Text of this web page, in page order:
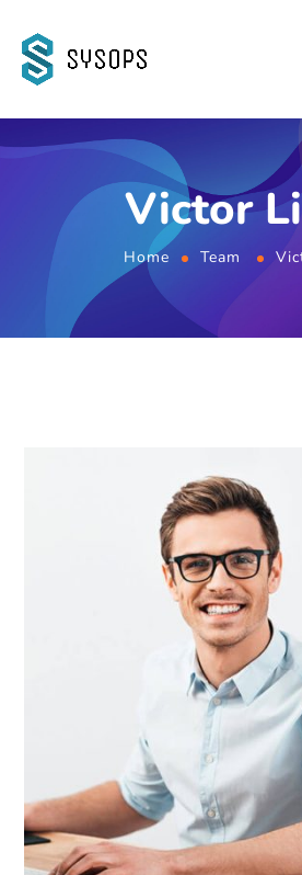
Victor
Home Team